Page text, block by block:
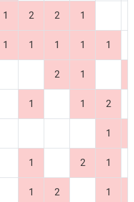
1 2 2 1
1 1 1 1 1
2 1
1 1 2
1
1 2 1
1 2 1